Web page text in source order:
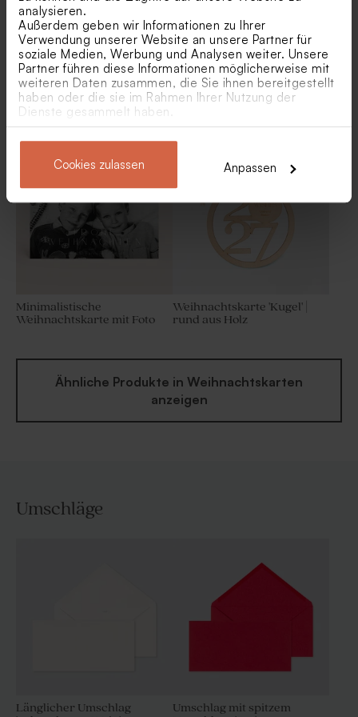
analysieren.
Außerdem geben wir Informationen zu Ihrer
Verwendung unserer Website an unsere Partner für
soziale Medien, Werbung und Analysen weiter. Unsere
Partner führen diese Informationen möglicherweise mit
weiteren Daten zusammen, die Sie ihnen bereitgestellt
haben oder die sie im Rahmen Ihrer Nutzung der
Dienste gesammelt haben.
Cookies zulassen Anpassen
Große Weihnachtskarte mit
Zweigen | Goldfolie
Trendige Weihnachtskarte
in Goldfolie
Minimalistische
Weihnachtskarte mit Foto
Weihnachtskarte 'Kugel' |
rund aus Holz
Ähnliche Produkte in Weihnachtskarten
anzeigen
Umschläge
Länglicher Umschlag
Umschlag mit spitzem